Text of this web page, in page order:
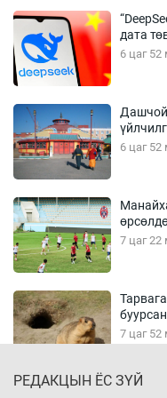
дата
6 цаг 52
6 цаг 52
7 цаг 22
7 цаг 52
РЕДАКЦЫН ЁС ЗҮЙ